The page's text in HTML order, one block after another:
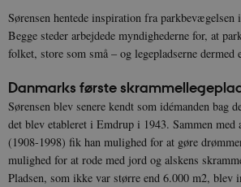
Sørensen hentede inspiration fra parkbevægelsen
Begge steder arbejdede myndighederne for, at
folket, store som små – og legepladserne dermed
Danmarks første
Sørensen blev senere kendt som idémanden bag
det blev etableret i Emdrup i 1943. Sammen
(1908-1998) fik han mulighed for at gøre
mulighed for at rode med jord og alskens
Pladsen, som ikke var større end 6.000 m2,